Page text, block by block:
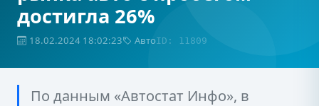
достигла 26%
18.02.2024 18:02:23 АвтоID: 11809
По данным «Автостат Инфо», в